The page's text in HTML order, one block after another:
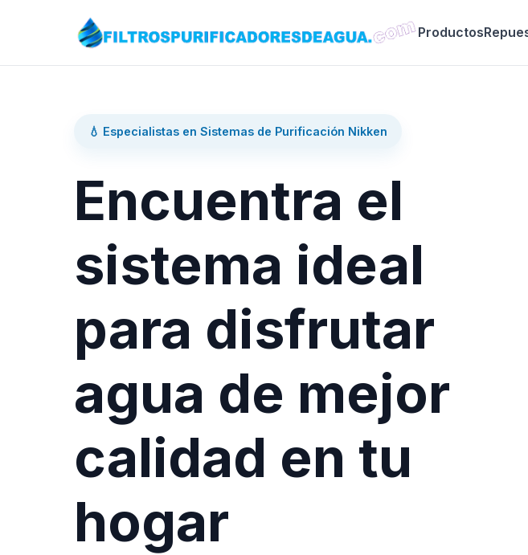
Productos
💧 Especialistas en Sistemas de Purificación Nikken
Encuentra el
sistema ideal
para disfrutar
agua de mejor
calidad en tu
hogar